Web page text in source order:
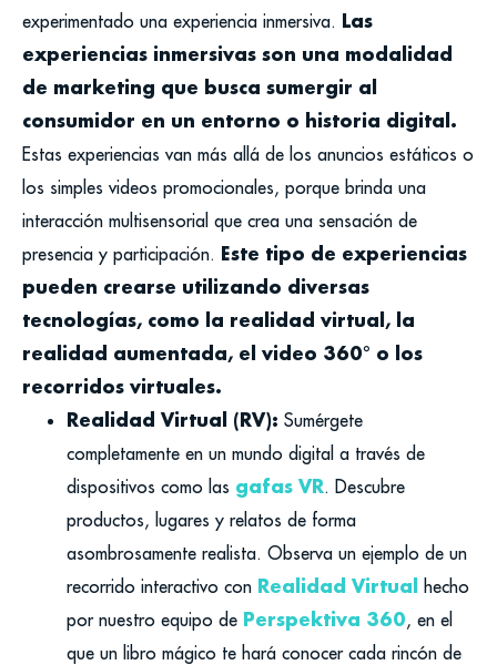
experimentado una experiencia inmersiva. Las
experiencias inmersivas son una modalidad
de marketing que busca sumergir al
consumidor en un entorno o historia digital.
Estas experiencias van más allá de los anuncios estáticos o
los simples videos promocionales, porque brinda una
interacción multisensorial que crea una sensación de
presencia y participación. Este tipo de experiencias
pueden crearse utilizando diversas
tecnologías, como la realidad virtual, la
realidad aumentada, el video 360° o los
recorridos virtuales.
Realidad Virtual (RV): Sumérgete
completamente en un mundo digital a través de
dispositivos como las gafas VR. Descubre
productos, lugares y relatos de forma
asombrosamente realista. Observa un ejemplo de un
recorrido interactivo con Realidad Virtual
hecho
por nuestro equipo de Perspektiva 360, en el
que un libro mágico te hará conocer cada rincón de